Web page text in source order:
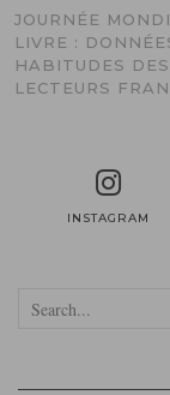
JOURNÉE
LIVRE :
HABITUDES DES
LECTEURS
INSTAGRAM